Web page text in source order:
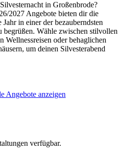
in Großenbrode?
2027 Angebote bieten dir die
in einer der bezauberndsten
begrüßen. Wähle zwischen stilvollen
Wellnessreisen oder behaglichen
um deinen Silvesterabend
Angebote anzeigen
verfügbar.